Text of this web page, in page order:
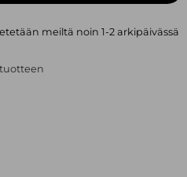
meiltä noin 1-2 arkipäivässä